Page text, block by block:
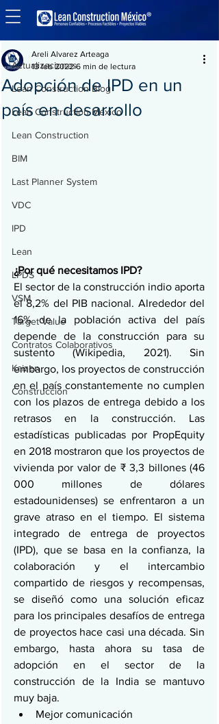
Entrada
Actualizaciones
Lean Construction Blog
Lean Construction México
Lean Construction
BIM
Last Planner System
VDC
IPD
Lean
LPDS
VSM
Target Value
Contratos Colaborativos
Kaizen
Construcción
Adopción de IPD en un
país en desarrollo
Areli Alvarez Arteaga
13 feb 2022 6 min de lectura
¿Por qué necesitamos IPD?
El sector de la construcción indio aporta
el 8,2% del PIB nacional. Alrededor del
16% de la población activa del país
depende de la construcción para su
sustento (Wikipedia, 2021). Sin
embargo, los proyectos de construcción
en el país constantemente no cumplen
con los plazos de entrega debido a los
retrasos en la construcción. Las
estadísticas publicadas por PropEquity
en 2018 mostraron que los proyectos de
vivienda por valor de ₹ 3,3 billones (46
000 millones de dólares
estadounidenses) se enfrentaron a un
grave atraso en el tiempo. El sistema
integrado de entrega de proyectos
(IPD), que se basa en la confianza, la
colaboración y el intercambio
compartido de riesgos y recompensas,
se diseñó como una solución eficaz
para los principales desafíos de entrega
de proyectos hace casi una década. Sin
embargo, hasta ahora su tasa de
adopción en el sector de la
construcción de la India se mantuvo
muy baja.
Mejor comunicación